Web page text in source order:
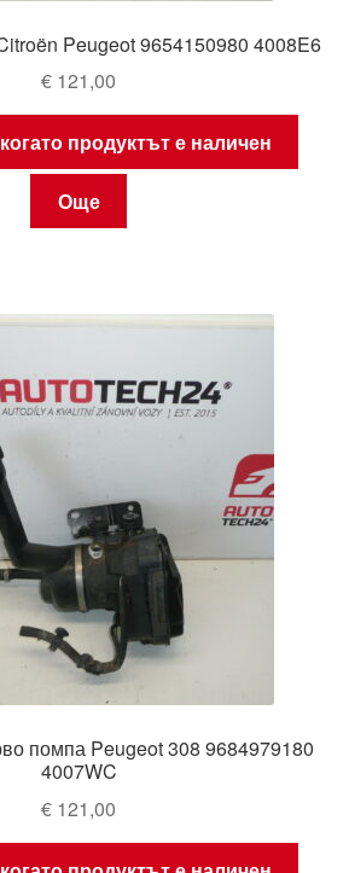
Peugeot 9654150980 4008E6
€ 121,00
продуктът е наличен
Още
помпа Peugeot 308 9684979180
4007WC
€ 121,00